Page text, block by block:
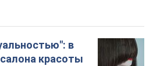
в
красоты